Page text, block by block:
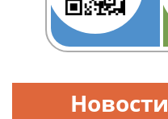
Новости